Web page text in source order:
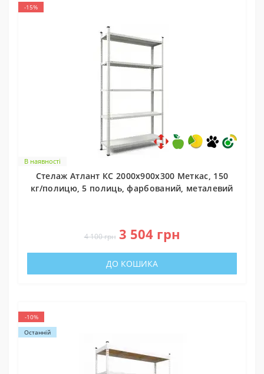
-15%
В наявності
Стелаж Атлант КС 2000х900х300 Меткас, 150
кг/полицю, 5 полиць, фарбований, металевий
4 100 грн 3 504 грн
ДО КОШИКА
-10%
Останній